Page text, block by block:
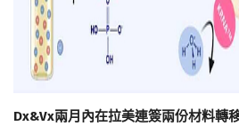
Dx&Vx兩月內在拉美連簽兩份材料轉